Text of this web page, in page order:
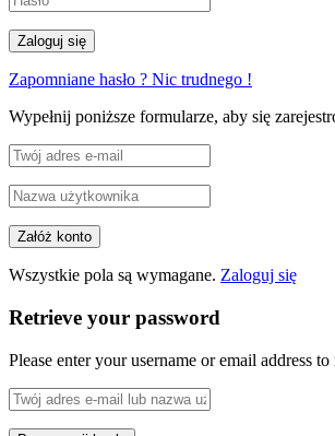
Zapomniane hasło ? Nic trudnego !
Wypełnij poniższe formularze, aby się
Wszystkie pola są wymagane. Zaloguj się
Retrieve your password
Please enter your username or email address